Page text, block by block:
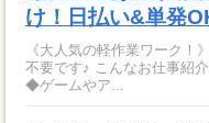
け！日払い&単発
《大人気の軽作業ワーク！》 難しい仕事な一切なし！ 知識や経験は
不要です♪ こんなお仕事紹介できます◎ ◆ハガキや郵便物の仕分け
◆ゲームやア...